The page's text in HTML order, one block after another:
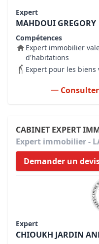
Expert
MAHDOUI GREGORY
Compétences
Expert immobilier
d'habitations
Expert pour les
CABINET EXPERT
Expert immobilier -
Demander un
Expert
CHIOUKH JARDIN